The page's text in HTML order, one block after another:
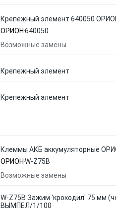
Крепежный элемент 640050
ОРИОН 640050
Возможные замены
Крепежный элемент
Крепежный элемент
Клеммы АКБ аккумуляторные
ОРИОН W-Z75B
Возможные замены
W-Z75B Зажим 'крокодил' 75 мм
ВЫМПЕЛ/1/100